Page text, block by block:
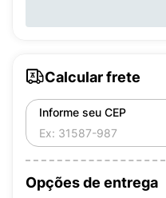
Calcular frete
Informe seu CEP
Opções de entrega